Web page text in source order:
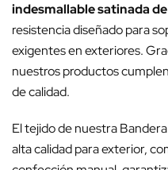
indesmallable satinada de
resistencia diseñado para
exigentes en exteriores.
nuestros productos
de calidad.
El tejido de nuestra
alta calidad para exterior,